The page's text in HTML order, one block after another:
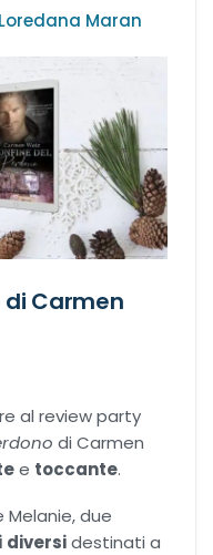
rosa
Romance
Loredana Maran
di Carmen
al review party
di Carmen
e toccante.
due
diversidestinati a